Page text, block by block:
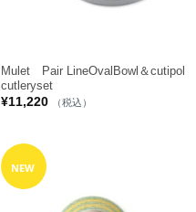
Mulet Pair LineOvalBowl＆cutipol
cutleryset
¥11,220 （税込）
NEW